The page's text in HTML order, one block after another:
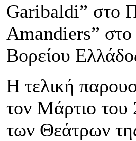
Garibaldi” στο
Amandiers” στο
Βορείου
Η τελική
τον Μάρτιο του
των Θεάτρων